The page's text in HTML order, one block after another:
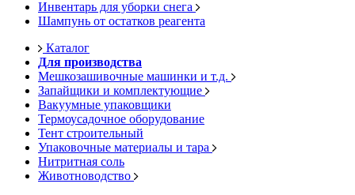
Инвентарь для уборки снега
Шампунь от остатков реагента
Каталог
Для производства
Мешкозашивочные машинки и т.д.
Запайщики и комплектующие
Вакуумные упаковщики
Термоусадочное оборудование
Тент строительный
Упаковочные материалы и тара
Нитритная соль
Животноводство